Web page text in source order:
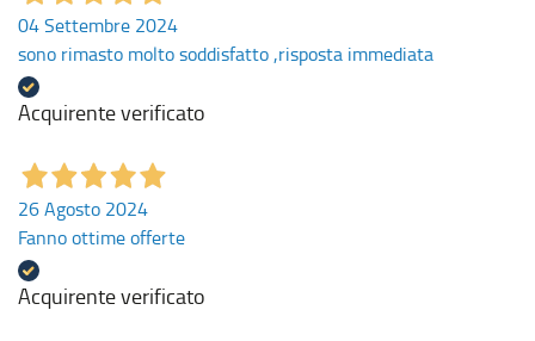
04 Settembre 2024
sono rimasto molto soddisfatto ,risposta immediata
Acquirente verificato
26 Agosto 2024
Fanno ottime offerte
Acquirente verificato